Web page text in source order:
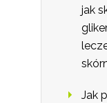
jak
Jak